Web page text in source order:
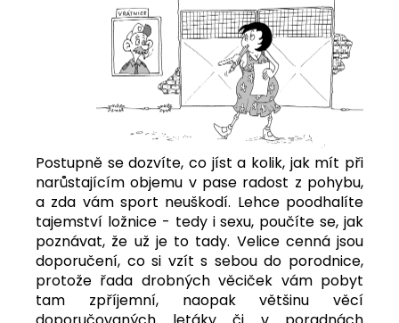
Postupně se dozvíte, co jíst a kolik, jak mít při
narůstajícím objemu v pase radost z pohybu,
a zda vám sport neuškodí. Lehce poodhalíte
tajemství ložnice - tedy i sexu, poučíte se, jak
poznávat, že už je to tady. Velice cenná jsou
doporučení, co si vzít s sebou do porodnice,
protože řada drobných věciček vám pobyt
tam zpříjemní, naopak většinu věcí